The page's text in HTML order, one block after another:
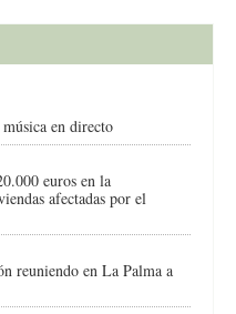
en directo
euros en la
afectadas por el
reuniendo en La Palma a